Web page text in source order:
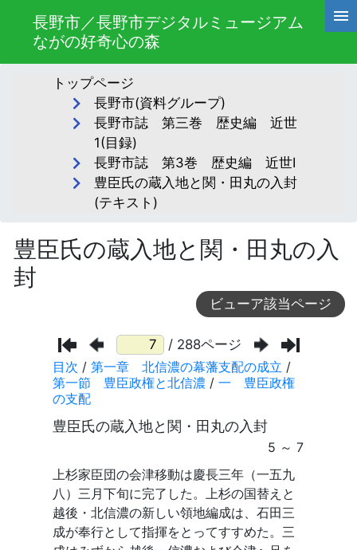
長野市／長野市デジタルミュージアム
ながの好奇心の森
トップページ
長野市(資料グループ)
長野市誌 第三巻 歴史編 近世
1(目録)
長野市誌 第3巻 歴史編 近世Ⅰ
豊臣氏の蔵入地と関・田丸の入封
(テキスト)
豊臣氏の蔵入地と関・田丸の入
封
ビューア該当ページ
/ 288ページ